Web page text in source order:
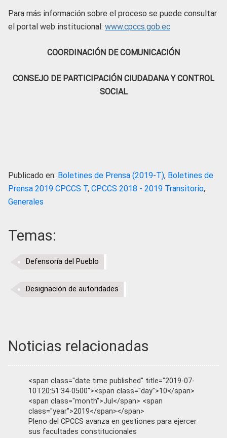
Para más información sobre el proceso se puede consultar
el portal web institucional: www.cpccs.gob.ec
COORDINACIÓN DE COMUNICACIÓN
CONSEJO DE PARTICIPACIÓN CIUDADANA Y CONTROL
SOCIAL
Publicado en: Boletines de Prensa (2019-T), Boletines de
Prensa 2019 CPCCS T, CPCCS 2018 - 2019 Transitorio,
Generales
Temas:
Defensoría del Pueblo
Designación de autoridades
Noticias relacionadas
<span class="date time published" title="2019-07-
10T20:51:34-0500"><span class="day">10</span>
<span class="month">Jul</span> <span
class="year">2019</span></span>
Pleno del CPCCS avanza en gestiones para ejercer
sus facultades constitucionales